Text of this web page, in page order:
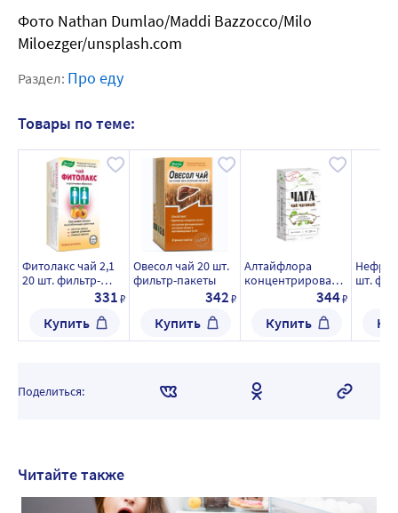
Фото Nathan Dumlao/Maddi Bazzocco/Milo
Miloezger/unsplash.com
Раздел: Про еду
Товары по теме:
Фитолакс чай 2,1
20 шт. фильтр-
331₽
Купить
Овесол чай 20 шт.
фильтр-пакеты
342₽
Купить
Алтайфлора
концентрированн
ый чаговый чай
флакон
344₽
Купить
шт.
Поделиться:
Читайте также